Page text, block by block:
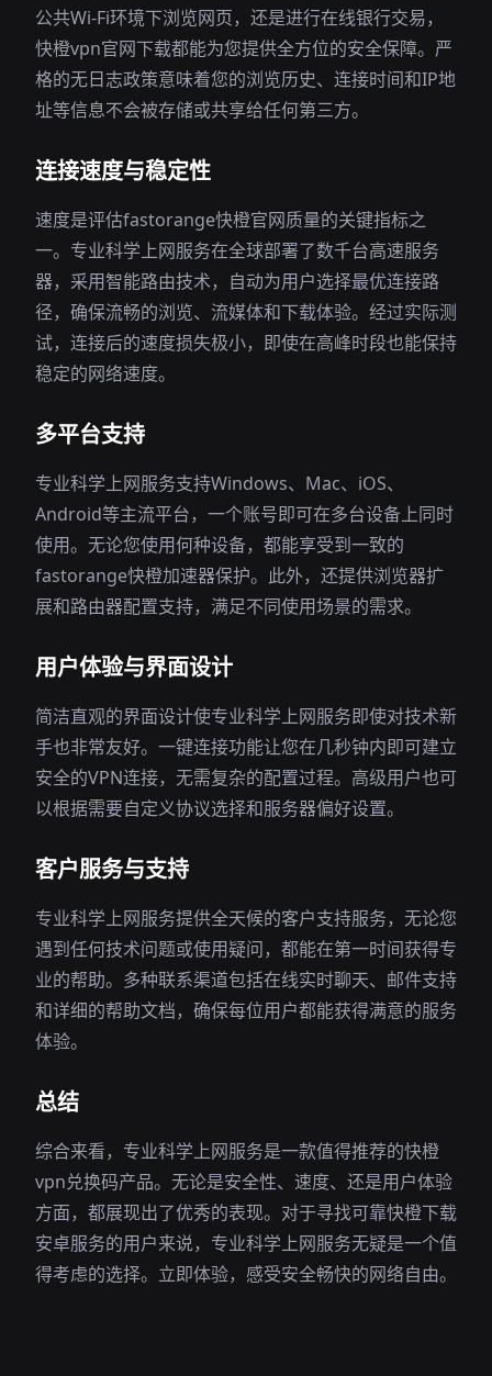
公共Wi-Fi环境下浏览网页，还是进行在线银行交易，
快橙vpn官网下载都能为您提供全方位的安全保障。严
格的无日志政策意味着您的浏览历史、连接时间和IP地
址等信息不会被存储或共享给任何第三方。
连接速度与稳定性
速度是评估fastorange快橙官网质量的关键指标之
一。专业科学上网服务在全球部署了数千台高速服务
器，采用智能路由技术，自动为用户选择最优连接路
径，确保流畅的浏览、流媒体和下载体验。经过实际测
试，连接后的速度损失极小，即使在高峰时段也能保持
稳定的网络速度。
多平台支持
专业科学上网服务支持Windows、Mac、iOS、
Android等主流平台，一个账号即可在多台设备上同时
使用。无论您使用何种设备，都能享受到一致的
fastorange快橙加速器保护。此外，还提供浏览器扩
展和路由器配置支持，满足不同使用场景的需求。
用户体验与界面设计
简洁直观的界面设计使专业科学上网服务即使对技术新
手也非常友好。一键连接功能让您在几秒钟内即可建立
安全的VPN连接，无需复杂的配置过程。高级用户也可
以根据需要自定义协议选择和服务器偏好设置。
客户服务与支持
专业科学上网服务提供全天候的客户支持服务，无论您
遇到任何技术问题或使用疑问，都能在第一时间获得专
业的帮助。多种联系渠道包括在线实时聊天、邮件支持
和详细的帮助文档，确保每位用户都能获得满意的服务
体验。
总结
综合来看，专业科学上网服务是一款值得推荐的快橙
vpn兑换码产品。无论是安全性、速度、还是用户体验
方面，都展现出了优秀的表现。对于寻找可靠快橙下载
安卓服务的用户来说，专业科学上网服务无疑是一个值
得考虑的选择。立即体验，感受安全畅快的网络自由。